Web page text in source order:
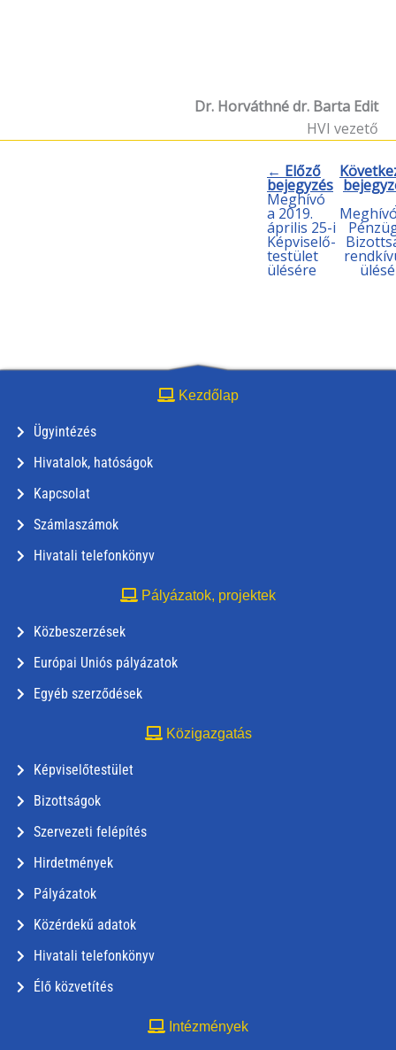
Dr. Horváthné dr. Barta Edit
HVI vezető
← Előző
bejegyzés
Meghívó
a 2019.
április 25-i
Képviselő-
testület
ülésére
Kezdőlap
Ügyintézés
Hivatalok, hatóságok
Kapcsolat
Számlaszámok
Hivatali telefonkönyv
Pályázatok, projektek
Közbeszerzések
Európai Uniós pályázatok
Egyéb szerződések
Közigazgatás
Képviselőtestület
Bizottságok
Szervezeti felépítés
Hirdetmények
Pályázatok
Közérdekű adatok
Hivatali telefonkönyv
Élő közvetítés
Intézmények